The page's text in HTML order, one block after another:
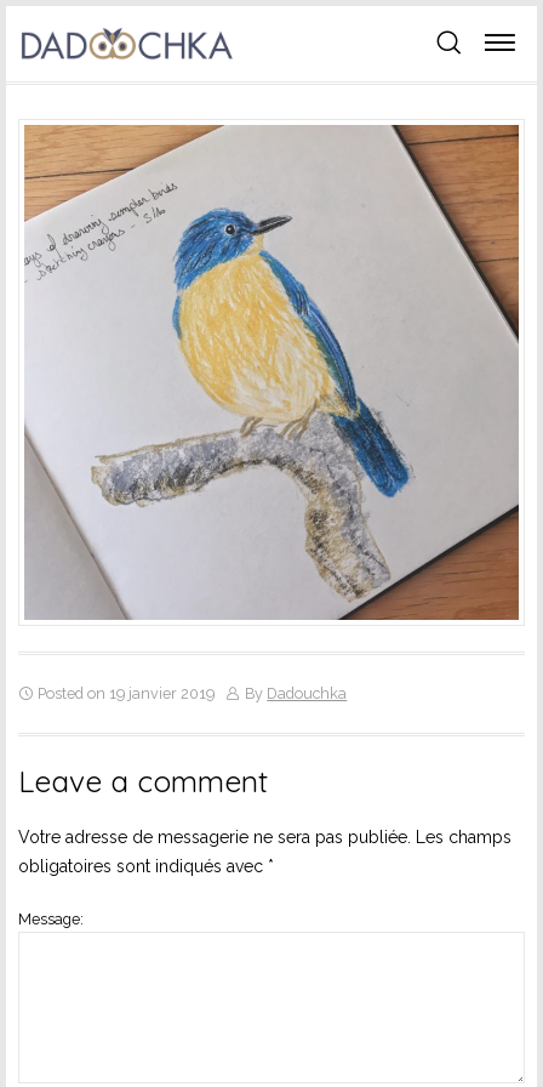
Posted on 19 janvier 2019 By Dadouchka
Leave a comment
Votre adresse de messagerie ne sera pas publiée.
Les champs
obligatoires sont indiqués avec *
Message: